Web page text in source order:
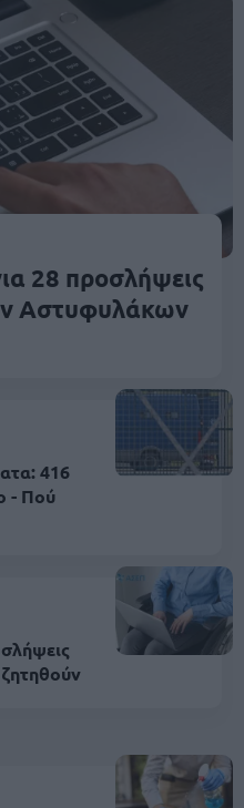
28 προσλήψεις
Αστυφυλάκων
416
- Πού